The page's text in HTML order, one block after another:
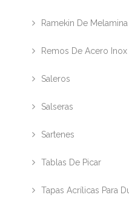
Ramekin De Melamina
Remos De Acero Inox
Saleros
Salseras
Sartenes
Tablas De Picar
Tapas Acrílicas Para